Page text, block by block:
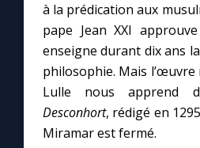
à la prédication aux
pape Jean XXI
enseigne durant dix ans
philosophie. Mais l’œuvre
Lulle nous apprend
Desconhort, rédigé en
Miramar est fermé.